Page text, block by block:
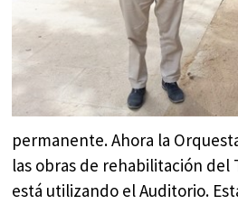
permanente. Ahora la
las obras de rehabilitación
está utilizando el Auditorio.